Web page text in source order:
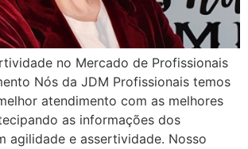
no Mercado de Profissionais
Nós da JDM Profissionais temos
atendimento com as melhores
as informações dos
agilidade e assertividade. Nosso